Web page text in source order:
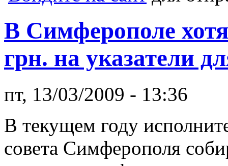
В Симферополе
грн. на указатели
пт, 13/03/2009 - 13:36
В текущем году
совета Симферополя